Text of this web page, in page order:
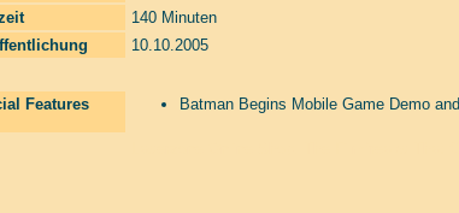
140 Minuten
10.10.2005
Features Batman Begins Mobile Game Demo